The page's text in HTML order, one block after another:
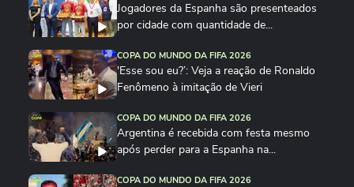
Jogadores da Espanha são presenteados
por cidade com quantidade de...
COPA DO MUNDO DA FIFA 2026
'Esse sou eu?’: Veja a reação de Ronaldo
Fenômeno à imitação de Vieri
COPA DO MUNDO DA FIFA 2026
Argentina é recebida com festa mesmo
após perder para a Espanha na...
COPA DO MUNDO DA FIFA 2026